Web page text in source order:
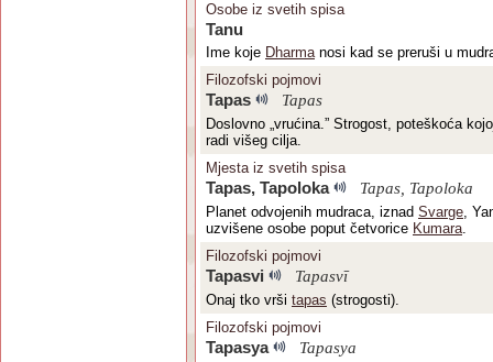
Osobe iz svetih spisa
Tanu
Ime koje Dharmanosi kad se preruši u
Filozofski pojmovi
Tapas Tapas
Doslovno „vrućina.” Strogost, poteškoća
radi višeg cilja.
Mjesta iz svetih spisa
Tapas, Tapoloka Tapas, Tapoloka
Planet odvojenih mudraca, iznad Svarge,
uzvišene osobe poput četvorice Kumara.
Filozofski pojmovi
Tapasvi Tapasvī
Onaj tko vrši tapas (strogosti).
Filozofski pojmovi
Tapasya Tapasya